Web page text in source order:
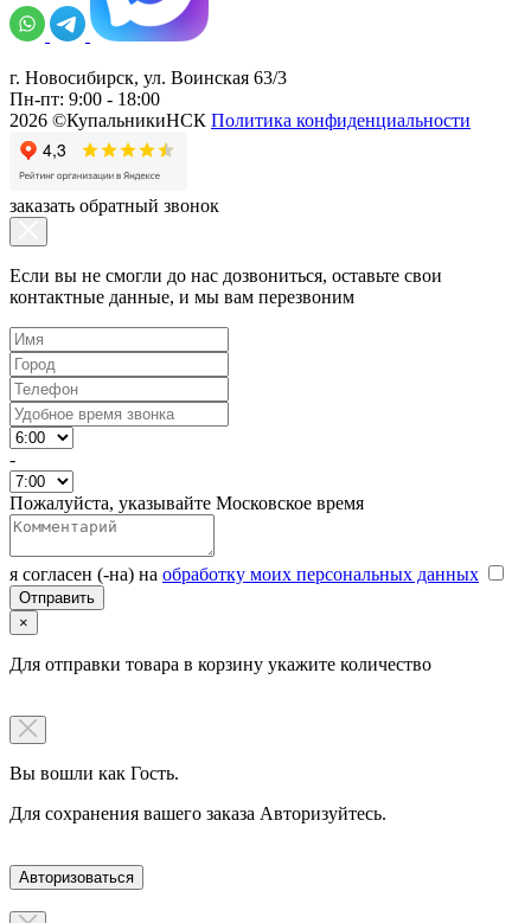
г. Новосибирск, ул. Воинская 63/3
Пн-пт: 9:00 - 18:00
2026 ©КупальникиНСК Политика конфиденциальности
заказать обратный звонок
Если вы не смогли до нас дозвониться, оставьте свои
контактные данные, и мы вам перезвоним
-
Пожалуйста, указывайте Московское время
я согласен (-на) на обработку моих персональных данных
×
Для отправки товара в корзину укажите количество
Вы вошли как Гость.
Для сохранения вашего заказа Авторизуйтесь.
Авторизоваться